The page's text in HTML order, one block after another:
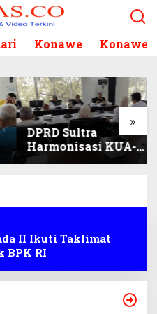
Konawe Konawe
»
DPRD Sultra
Harmonisasi KUA-
PPAS 2027, Prioritas
II Ikuti Taklimat
BPK RI